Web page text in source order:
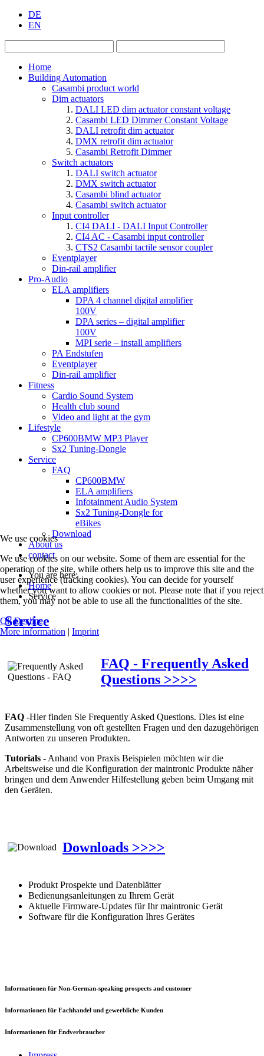
DE
EN
Home
Building Automation
Casambi product world
Dim actuators
DALI LED dim actuator constant voltage
Casambi LED Dimmer Constant Voltage
DALI retrofit dim actuator
DMX retrofit dim actuator
Casambi Retrofit Dimmer
Switch actuators
DALI switch actuator
DMX switch actuator
Casambi blind actuator
Casambi switch actuator
Input controller
CI4 DALI - DALI Input Controller
CI4 AC - Casambi input controller
CTS2 Casambi tactile sensor coupler
Eventplayer
Din-rail amplifier
Pro-Audio
ELA amplifiers
DPA 4 channel digital amplifier
100V
DPA series – digital amplifier
100V
MPI serie – install amplifiers
PA Endstufen
Eventplayer
Din-rail amplifier
Fitness
Cardio Sound System
Health club sound
Video and light at the gym
Lifestyle
CP600BMW MP3 Player
Sx2 Tuning-Dongle
Service
FAQ
CP600BMW
ELA amplifiers
Infotainment Audio System
Sx2 Tuning-Dongle for
eBikes
Download
About us
contact
You are here:
Home
Service
Service
FAQ - Frequently Asked
Questions >>>>
FAQ -Hier finden Sie Frequently Asked Questions. Dies ist eine
Zusammenstellung von oft gestellten Fragen und den dazugehörigen
Antworten zu unseren Produkten.
Tutorials - Anhand von Praxis Beispielen möchten wir die
Arbeitsweise und die Konfiguration der maintronic Produkte näher
bringen und dem Anwender Hilfestellung geben beim Umgang mit
den Geräten.
Downloads >>>>
Produkt Prospekte und Datenblätter
Bedienungsanleitungen zu Ihrem Gerät
Aktuelle Firmware-Updates für Ihr maintronic Gerät
Software für die Konfiguration Ihres Gerätes
Informationen für Non-German-speaking prospects and customer
Informationen für Fachhandel und gewerbliche Kunden
Informationen für Endverbraucher
We use cookies
We use cookies on our website. Some of them are essential for the
operation of the site, while others help us to improve this site and the
user experience (tracking cookies). You can decide for yourself
whether you want to allow cookies or not. Please note that if you reject
them, you may not be able to use all the functionalities of the site.
Ok Decline
More information | Imprint